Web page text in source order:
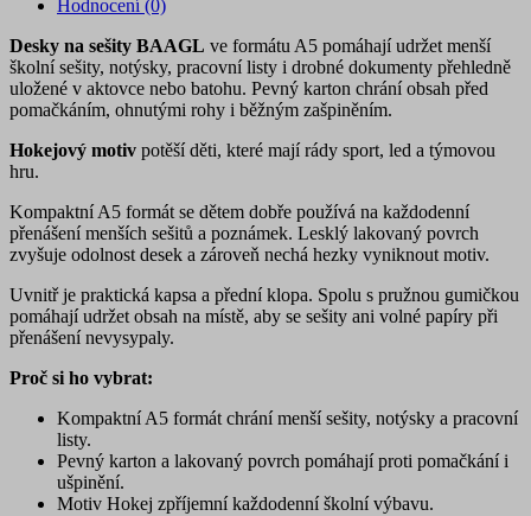
Hodnocení (0)
Desky na sešity BAAGL ve formátu A5 pomáhají udržet menší
školní sešity, notýsky, pracovní listy i drobné dokumenty přehledně
uložené v aktovce nebo batohu. Pevný karton chrání obsah před
pomačkáním, ohnutými rohy i běžným zašpiněním.
Hokejový motiv potěší děti, které mají rády sport, led a týmovou
hru.
Kompaktní A5 formát se dětem dobře používá na každodenní
přenášení menších sešitů a poznámek. Lesklý lakovaný povrch
zvyšuje odolnost desek a zároveň nechá hezky vyniknout motiv.
Uvnitř je praktická kapsa a přední klopa. Spolu s pružnou gumičkou
pomáhají udržet obsah na místě, aby se sešity ani volné papíry při
přenášení nevysypaly.
Proč si ho vybrat:
Kompaktní A5 formát chrání menší sešity, notýsky a pracovní
listy.
Pevný karton a lakovaný povrch pomáhají proti pomačkání i
ušpinění.
Motiv Hokej zpříjemní každodenní školní výbavu.